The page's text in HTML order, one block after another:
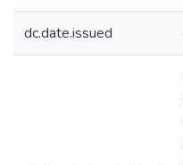
dc.date.issued